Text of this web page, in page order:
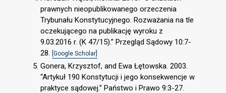
prawnych nieopublikowanego orzeczenia
Trybunału Konstytucyjnego. Rozważania na tle
oczekującego na publikację wyroku z
9.03.2016 r. (K 47/15).” Przegląd Sądowy 10:7-
28. [Google Scholar]
Gonera, Krzysztof, and Ewa Łętowska. 2003.
“Artykuł 190 Konstytucji i jego konsekwencje w
praktyce sądowej.” Państwo i Prawo 9:3-27.